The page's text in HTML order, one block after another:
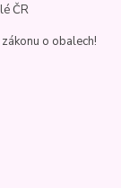
ČR
o obalech!